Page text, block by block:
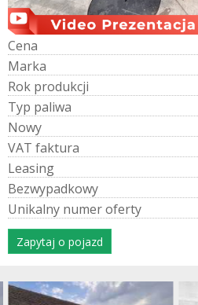
Cena
Marka
Rok produkcji
Typ paliwa
Nowy
VAT faktura
Leasing
Bezwypadkowy
Unikalny numeroferty
Zapytaj o pojazd